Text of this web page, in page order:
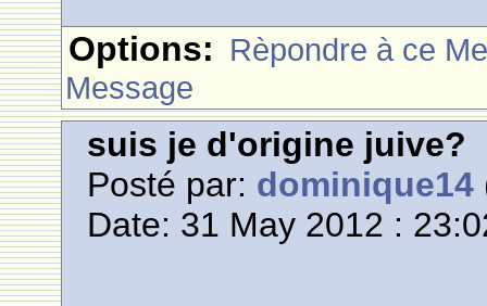
Options: Rèpondre à ce
Message
suis je d'origine juive?
Posté par: dominique14
Date: 31 May 2012 :